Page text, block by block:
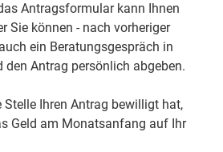
Antragsformular kann Ihnen
Sie können - nach vorheriger
ein Beratungsgespräch in
den Antrag persönlich abgeben.
Ihren Antrag bewilligt hat,
Geld am Monatsanfang auf Ihr